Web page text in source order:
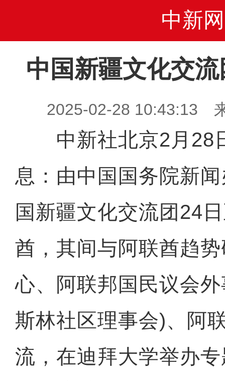
中新网
中国新疆文化交
2025-02-28 10:43:13
中新社北京2月28
息：由中国国务院新
国新疆文化交流团24
酋，其间与阿联酋趋
心、阿联邦国民议会
斯林社区理事会)、阿
流，在迪拜大学举办